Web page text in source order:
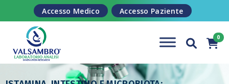
Salta al contenuto
Accesso Medico Accesso Paziente